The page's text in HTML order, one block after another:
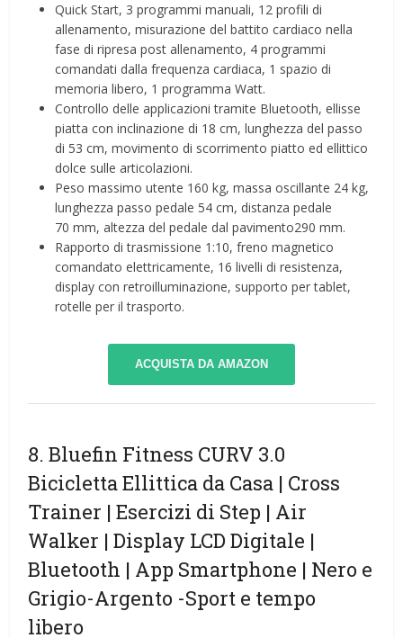
Quick Start, 3 programmi manuali, 12 profili di
allenamento, misurazione del battito cardiaco nella
fase di ripresa post allenamento, 4 programmi
comandati dalla frequenza cardiaca, 1 spazio di
memoria libero, 1 programma Watt.
Controllo delle applicazioni tramite Bluetooth, ellisse
piatta con inclinazione di 18 cm, lunghezza del passo
di 53 cm, movimento di scorrimento piatto ed ellittico
dolce sulle articolazioni.
Peso massimo utente 160 kg, massa oscillante 24 kg,
lunghezza passo pedale 54 cm, distanza pedale
70 mm, altezza del pedale dal pavimento290 mm.
Rapporto di trasmissione 1:10, freno magnetico
comandato elettricamente, 16 livelli di resistenza,
display con retroilluminazione, supporto per tablet,
rotelle per il trasporto.
ACQUISTA DA AMAZON
8. Bluefin Fitness CURV 3.0
Bicicletta Ellittica da Casa | Cross
Trainer | Esercizi di Step | Air
Walker | Display LCD Digitale |
Bluetooth | App Smartphone | Nero e
Grigio-Argento -Sport e tempo
libero